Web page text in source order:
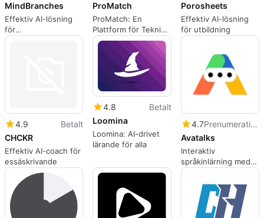
MindBranches
Effektiv AI-lösning
för
datakomprehension
ProMatch
ProMatch: En
Plattform för Teknisk
Samverkan
Porosheets
Effektiv AI-lösning
för utbildning
4.9
Betalt
CHCKR
Effektiv AI-coach för
essäskrivande
4.8
Betalt
Loomina
Loomina: AI-drivet
lärande för alla
4.7
Prenumeration
Avatalks
Interaktiv
språkinlärning med
3D-avatarer